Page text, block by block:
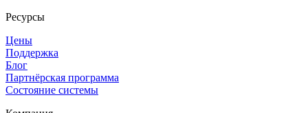
Ресурсы
Цены
Поддержка
Блог
Партнёрская программа
Состояние системы